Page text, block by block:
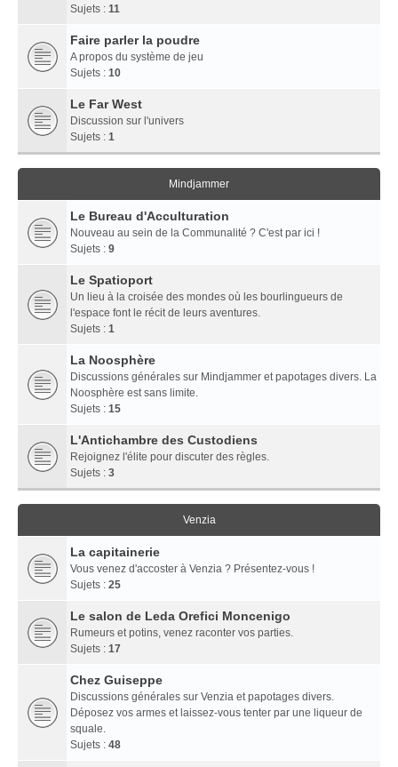
Sujets : 11
Faire parler la poudre
A propos du système de jeu
Sujets : 10
Le Far West
Discussion sur l'univers
Sujets : 1
Mindjammer
Le Bureau d'Acculturation
Nouveau au sein de la Communalité ? C'est par ici !
Sujets : 9
Le Spatioport
Un lieu à la croisée des mondes où les bourlingueurs de
l'espace font le récit de leurs aventures.
Sujets : 1
La Noosphère
Discussions générales sur Mindjammer et papotages divers. La
Noosphère est sans limite.
Sujets : 15
L'Antichambre des Custodiens
Rejoignez l'élite pour discuter des règles.
Sujets : 3
Venzia
La capitainerie
Vous venez d'accoster à Venzia ? Présentez-vous !
Sujets : 25
Le salon de Leda Orefici Moncenigo
Rumeurs et potins, venez raconter vos parties.
Sujets : 17
Chez Guiseppe
Discussions générales sur Venzia et papotages divers.
Déposez vos armes et laissez-vous tenter par une liqueur de
squale.
Sujets : 48